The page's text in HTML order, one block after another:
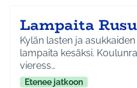
Lampaita
Kylän lasten ja
lampaita kesäksi. Koulunrannan parkkipaikan
vieress…
Etenee jatkoon